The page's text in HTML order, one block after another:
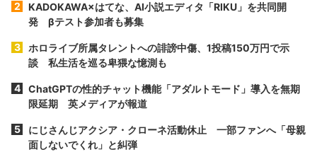
KADOKAWA×はてな、AI小説エディタ「RIKU」を共同開
発 βテスト参加者も募集
ホロライブ所属タレントへの誹謗中傷、1投稿150万円で示
談 私生活を巡る卑猥な憶測も
ChatGPTの性的チャット機能「アダルトモード」導入を無期
限延期 英メディアが報道
にじさんじアクシア・クローネ活動休止 一部ファンへ「母親
面しないでくれ」と糾弾